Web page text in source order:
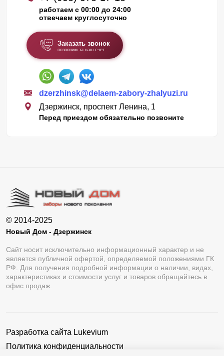
работаем с 00:00 до 24:00
отвечаем круглосуточно
Заказать звонок
позвоним за наш счет
dzerzhinsk@delaem-zabory-zhalyuzi.ru
Дзержинск, проспект Ленина, 1
Перед приездом обязательно позвоните
© 2014-2025
Новый Дом - Дзержинск
Сайт носит исключительно информационный характер и не
является публичной офертой, определяемой положениями ГК
РФ. Для получения подробной информации о наличии, видах,
характеристиках и стоимости услуг и товаров обращайтесь в
офис продаж.
Разработка сайта Lukevium
Политика конфиденциальности